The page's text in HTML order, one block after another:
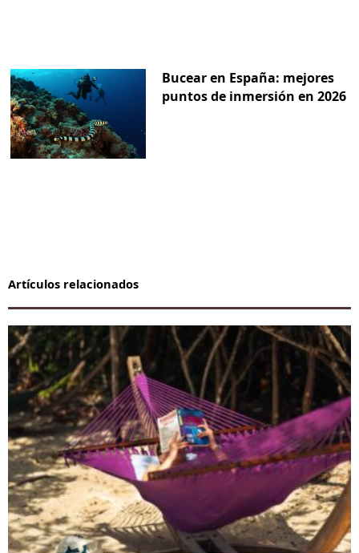
Bucear en España: mejores
puntos de inmersión en 2026
Artículos relacionados